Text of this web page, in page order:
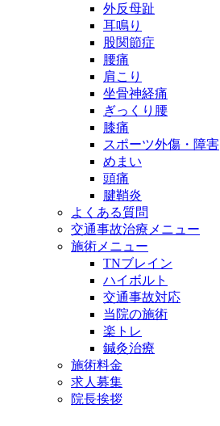
外反母趾
耳鳴り
股関節症
腰痛
肩こり
坐骨神経痛
ぎっくり腰
膝痛
スポーツ外傷・障害
めまい
頭痛
腱鞘炎
よくある質問
交通事故治療メニュー
施術メニュー
TNブレイン
ハイボルト
交通事故対応
当院の施術
楽トレ
鍼灸治療
施術料金
求人募集
院長挨拶